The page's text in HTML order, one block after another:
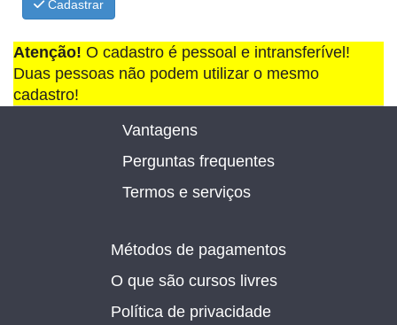
Cadastrar
Atenção! O cadastro é pessoal e intransferível!
Duas pessoas não podem utilizar o mesmo
cadastro!
Vantagens
Perguntas frequentes
Termos e serviços
Métodos de pagamentos
O que são cursos livres
Política de privacidade